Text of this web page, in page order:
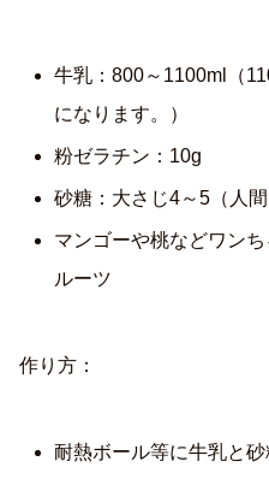
牛乳：800～1100ml（
になります。）
粉ゼラチン：10g
砂糖：大さじ4～5（人間
マンゴーや桃などワン
ルーツ
作り方：
耐熱ボール等に牛乳と